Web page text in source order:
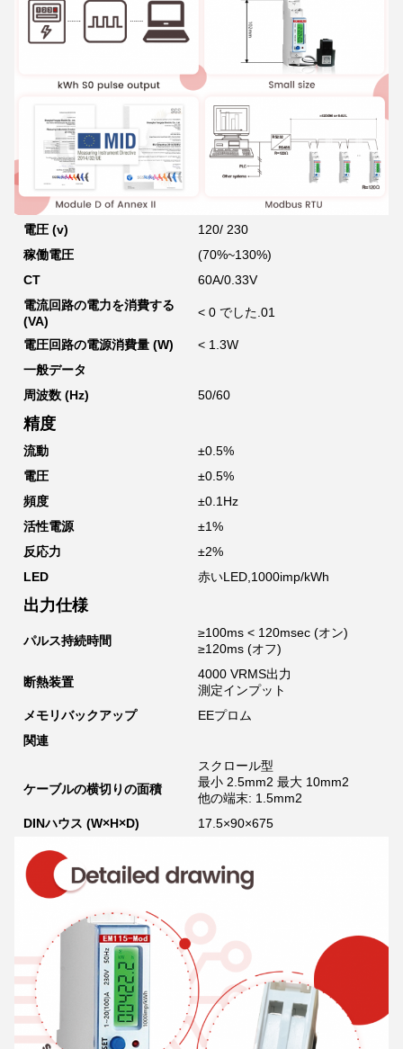
電圧 (v)
120/ 230
稼働電圧
(70%~130%)
CT
60A/0.33V
電流回路の電力を消費する
(VA)
< 0 でした.01
電圧回路の電源消費量 (W)
< 1.3W
一般データ
周波数 (Hz)
50/60
精度
流動
±0.5%
電圧
±0.5%
頻度
±0.1Hz
活性電源
±1%
反応力
±2%
LED
赤いLED,1000imp/kWh
出力仕様
パルス持続時間
≥100ms < 120msec (オン)
≥120ms (オフ)
断熱装置
4000 VRMS出力
測定インプット
メモリバックアップ
EEプロム
関連
ケーブルの横切りの面積
スクロール型
最小 2.5mm2 最大 10mm2
他の端末: 1.5mm2
DINハウス (W×H×D)
17.5×90×675